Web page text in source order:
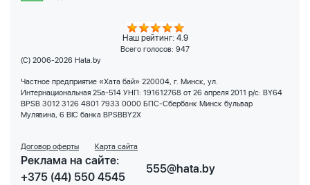
Наш рейтинг: 4.9
Всего голосов: 947
(C) 2006-2026 Hata.by
Частное предприятие «Хата бай» 220004, г. Минск, ул.
Интернациональная 25а-514 УНП: 191612768 от 26 апреля 2011 р/с: BY64
BPSB 3012 3126 4801 7933 0000 БПС-Сбербанк Минск бульвар
Мулявина, 6 BIC банка BPSBBY2X
Договор оферты Карта сайта
Реклама на сайте:
+375 (44) 550 4545
555@hata.by